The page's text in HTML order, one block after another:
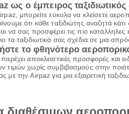
ως ο έμπειρος
μπορείτε εύκολα να κλείσετε
ότι κάθε ταξιδιώτης αναζητά
να σας προσφέρει τις πιο
τα ταξιδιωτικά σας σχέδια σε μια
το φθηνότερο
αποκλειστικές προσφορές και
τιμών χωρίς συμβιβασμούς στην
με την Airpaz για μια εξαιρετική
διαθέσιμων